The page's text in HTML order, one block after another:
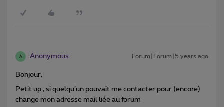
A Anonymous Forum|Forum|5 years ago
Bonjour,
Petit up , si quelqu’un pouvait me contacter pour (encore)
change mon adresse mail liée au forum